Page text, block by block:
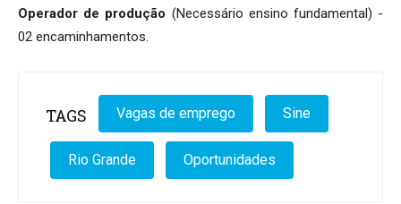
Operador de produção (Necessário ensino fundamental) -
02 encaminhamentos.
TAGS Vagas de emprego Sine
Rio Grande Oportunidades